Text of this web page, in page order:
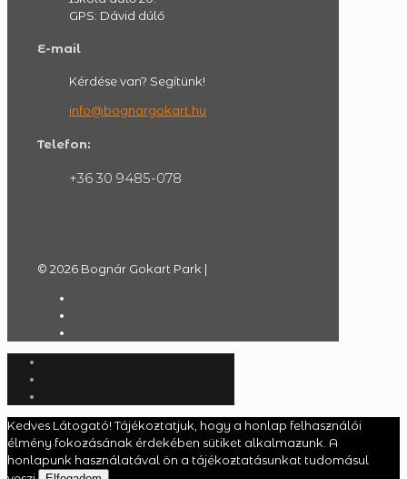
GPS: Dávid dúlő
E-mail
Kérdése van? Segítünk!
info@bognargokart.hu
Telefon:
+36 30 9485-078
© 2026 Bognár Gokart Park |
Kedves Látogató! Tájékoztatjuk, hogy a honlap felhasználói
élmény fokozásának érdekében sütiket alkalmazunk. A
honlapunk használatával ön a tájékoztatásunkat tudomásul